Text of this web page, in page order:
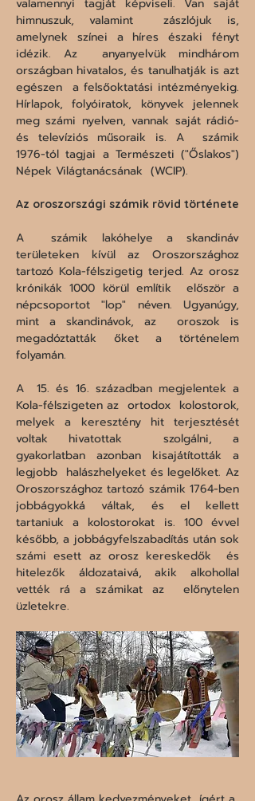
valamennyi tagját képviseli. Van saját
himnuszuk, valamint  zászlójuk is,
amelynek színei a híres északi fényt
idézik. Az  anyanyelvük mindhárom
országban hivatalos, és tanulhatják is azt
egészen  a felsőoktatási intézményekig.
Hírlapok, folyóiratok, könyvek jelennek
meg számi nyelven, vannak saját rádió-
és televíziós műsoraik is. A  számik
1976-tól tagjai a Természeti ("Őslakos")
Népek Világtanácsának  (WCIP).
A  számik lakóhelye a skandináv
területeken kívül az Oroszországhoz
tartozó Kola-félszigetig terjed. Az orosz
krónikák 1000 körül említik  először a
népcsoportot "lop" néven. Ugyanúgy,
mint a skandinávok, az  oroszok is
megadóztatták őket a történelem
folyamán.
A  15. és 16. században megjelentek a
Kola-félszigeten az  ortodox  kolostorok,
melyek a keresztény hit terjesztését
voltak hivatottak  szolgálni, a
gyakorlatban azonban kisajátították a
legjobb  halászhelyeket és legelőket. Az
Oroszországhoz tartozó számik 1764-ben
jobbágyokká váltak, és el kellett
tartaniuk a kolostorokat is. 100 évvel
később, a jobbágyfelszabadítás után sok
számi esett az orosz kereskedők  és
hitelezők áldozataivá, akik alkohollal
vették rá a számikat az  előnytelen
üzletekre.